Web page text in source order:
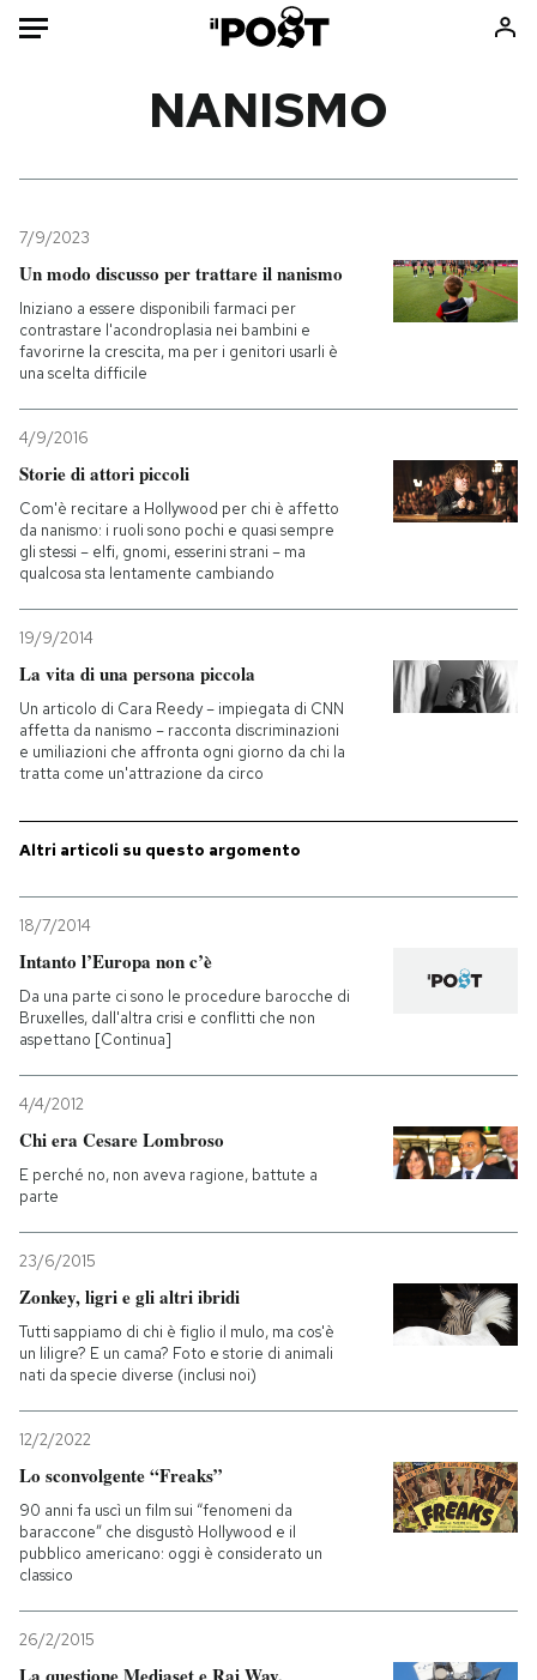
Mondo
Politica
Tecnologia
Internet
Scienza
Cultura
Economia
Sport
Consumismi
Ok Boomer!
Europa
Mondiali calcio 2026
PODCAST
NEWSLETTER
I MIEI PREFERITI
SHOP
CALENDARIO
AREA PERSONALE
Entra
NANISMO
7/9/2023
Un modo discusso per trattare il nanismo
Iniziano a essere disponibili farmaci per
contrastare l'acondroplasia nei bambini e
favorirne la crescita, ma per i genitori usarli è
una scelta difficile
4/9/2016
Storie di attori piccoli
Com'è recitare a Hollywood per chi è affetto
da nanismo: i ruoli sono pochi e quasi sempre
gli stessi – elfi, gnomi, esserini strani – ma
qualcosa sta lentamente cambiando
19/9/2014
La vita di una persona piccola
Un articolo di Cara Reedy – impiegata di CNN
affetta da nanismo – racconta discriminazioni
e umiliazioni che affronta ogni giorno da chi la
tratta come un'attrazione da circo
Altri articoli su questo argomento
18/7/2014
Intanto l’Europa non c’è
Da una parte ci sono le procedure barocche di
Bruxelles, dall'altra crisi e conflitti che non
aspettano [Continua]
4/4/2012
Chi era Cesare Lombroso
E perché no, non aveva ragione, battute a
parte
23/6/2015
Zonkey, ligri e gli altri ibridi
Tutti sappiamo di chi è figlio il mulo, ma cos'è
un liligre? E un cama? Foto e storie di animali
nati da specie diverse (inclusi noi)
12/2/2022
Lo sconvolgente “Freaks”
90 anni fa uscì un film sui “fenomeni da
baraccone” che disgustò Hollywood e il
pubblico americano: oggi è considerato un
classico
26/2/2015